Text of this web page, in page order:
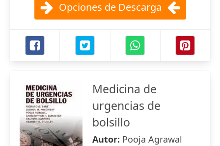
Opciones de Descarga
Medicina de
urgencias de
bolsillo
Autor: Pooja Agrawal